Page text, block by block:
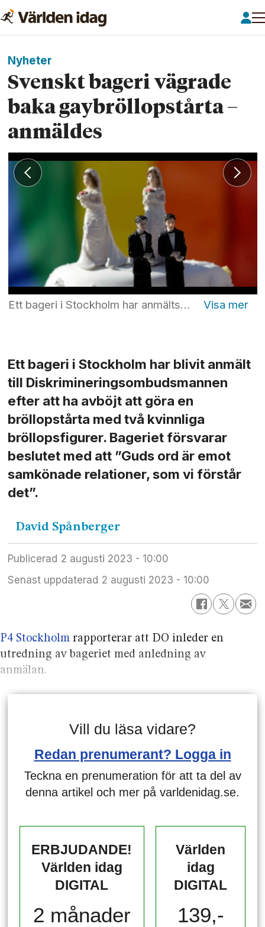
Nyheter
Svenskt bageri vägrade
baka gaybröllopstårta –
anmäldes
Ett bageri i Stockholm har anmälts till Diskrimineringsombudsmannen för att man inte velat baka en tårta till ett samkönat bröllop. Foto: Armando Franca/AP/TT
Ett bageri i Stockholm har blivit anmält
till Diskrimineringsombudsmannen
efter att ha avböjt att göra en
bröllopstårta med två kvinnliga
bröllopsfigurer. Bageriet försvarar
beslutet med att ”Guds ord är emot
samkönade relationer, som vi förstår
det”.
David Spånberger
Publicerad
2 augusti 2023 - 10:00
Senast uppdaterad
2 augusti 2023 - 10:00
P4 Stockholm rapporterar att DO inleder en
utredning av bageriet med anledning av
anmälan.
Vill du läsa vidare?
Redan prenumerant? Logga in
Teckna en prenumeration för att ta del av
denna artikel och mer på varldenidag.se.
ERBJUDANDE!
Världen idag
DIGITAL
2 månader
Världen
idag
DIGITAL
139,-